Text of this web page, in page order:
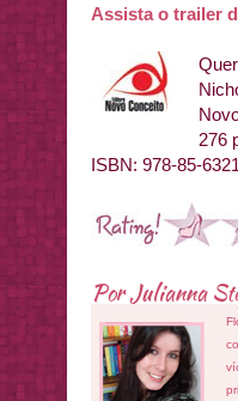
Assista o trailer
276
ISBN: 978-85-
PorJulianna